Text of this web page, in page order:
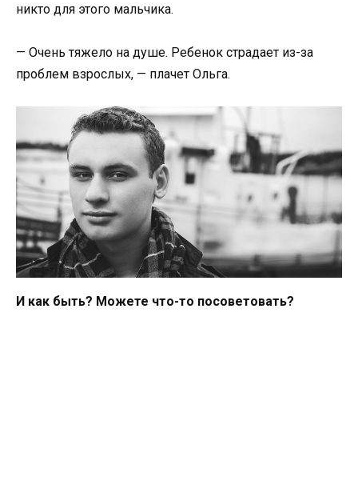
никто для этого мальчика.
— Очень тяжело на душе. Ребенок страдает из-за
проблем взрослых, — плачет Ольга.
И как быть? Можете что-то посоветовать?